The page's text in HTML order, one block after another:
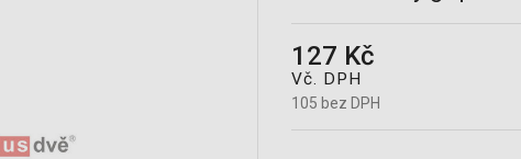
127 Kč
Vč. DPH
105 bez DPH